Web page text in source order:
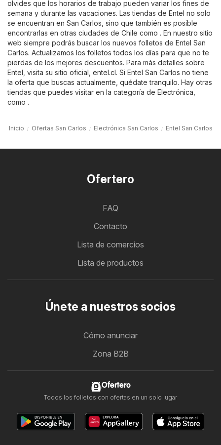
olvides que los horarios de trabajo pueden variar los fines de
semana y durante las vacaciones. Las tiendas de Entel no solo
se encuentran en San Carlos, sino que también es posible
encontrarlas en otras ciudades de Chile como . En nuestro sitio
web siempre podrás buscar los nuevos folletos de Entel San
Carlos. Actualizamos los folletos todos los días para que no te
pierdas de los mejores descuentos. Para más detalles sobre
Entel, visita su sitio oficial, entel.cl. Si Entel San Carlos no tiene
la oferta que buscas actualmente, quédate tranquilo. Hay otras
tiendas que puedes visitar en la categoría de Electrónica
como .
Inicio Ofertas San Carlos Electrónica San Carlos Entel San Carlos
Ofertero
FAQ
Contacto
Lista de comercios
Lista de productos
Únete a nuestros socios
Cómo anunciar
Zona B2B
Ofertero
Todos los folletos con ofertas en un solo lugar